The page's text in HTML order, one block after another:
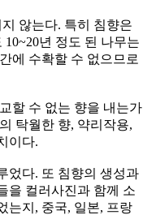
않는다. 특히 침향은
년 정도 된 나무는
에 수확할 수 없으므로
할 수 없는 향을 내는가
탁월한 향, 약리작용,
이다.
었다. 또 침향의 생성과
을 컬러사진과 함께 소
는지, 중국, 일본, 프랑